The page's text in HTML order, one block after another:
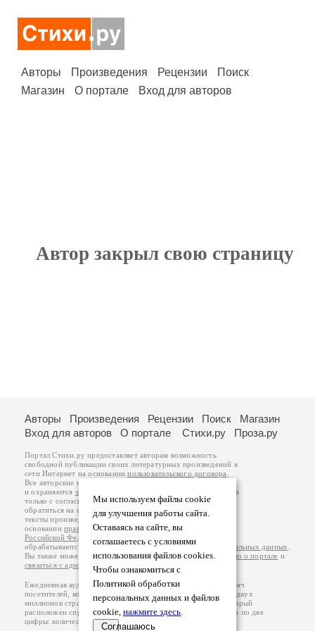
Авторы Произведения Рецензии
Поиск
Магазин
О портале Вход для авторов
Автор закрыл свою страницу
Мы используем файлы cookie
для улучшения работы сайта.
Оставаясь на сайте, вы
соглашаетесь с условиями
использования файлов cookies.
Чтобы ознакомиться с
Политикой обработки
персональных данных и файлов
cookie, нажмите здесь.
Соглашаюсь
Авторы Произведения Рецензии Поиск
Магазин
Вход для авторов
О портале Стихи.ру Проза.ру
Портал Стихи.ру предоставляет авторам возможность
свободной публикации своих литературных произведений в
сети Интернет на основаниипользовательского договора
Все авторские права на произведения принадлежат авторам
и охраняются законом
. Перепечатка произведений возможна
только с согласия его автора, к которому вы можете
обратиться на его авторской странице. Ответственность за
тексты произведений авторы несут самостоятельно на
основанииправил публикацииизаконодательства
Российской Федерации
обрабатываются на основанииПолитики обработки персональных данных
Вы также можете посмотреть более подробнуюинформацию о портале и
связаться с администрацией
Ежедневная аудитория портала Стихи.ру – порядка 200 тысяч
посетителей, которые в общей сумме просматривают более двух
миллионов страниц по данным счетчика посещаемости, который
расположен справа от этого текста. В каждой графе указано по две
цифры: количество просмотров и количество посетителей.